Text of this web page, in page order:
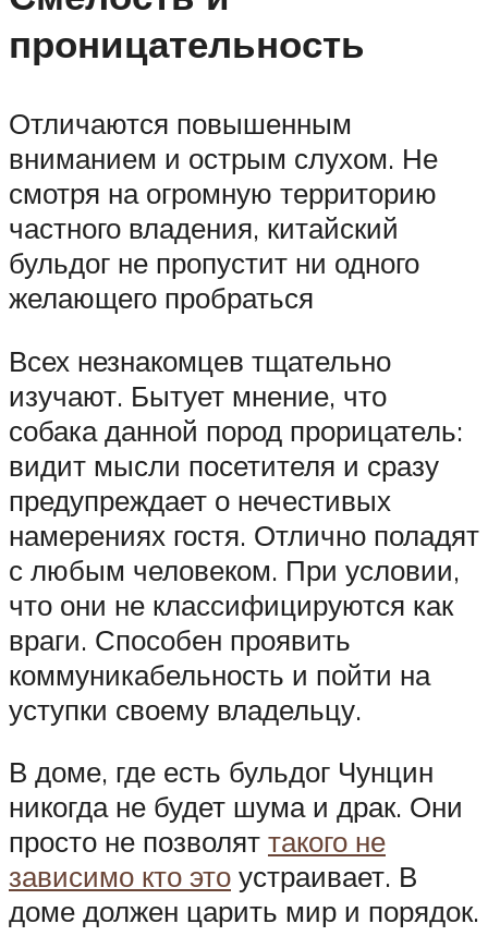
проницательность
Отличаются повышенным
вниманием и острым слухом. Не
смотря на огромную территорию
частного владения, китайский
бульдог не пропустит ни одного
желающего пробраться
Всех незнакомцев тщательно
изучают. Бытует мнение, что
собака данной пород прорицатель:
видит мысли посетителя и сразу
предупреждает о нечестивых
намерениях гостя. Отлично поладят
с любым человеком. При условии,
что они не классифицируются как
враги. Способен проявить
коммуникабельность и пойти на
уступки своему владельцу.
В доме, где есть бульдог Чунцин
никогда не будет шума и драк. Они
просто не позволят такого не
зависимо кто это устраивает. В
доме должен царить мир и порядок.